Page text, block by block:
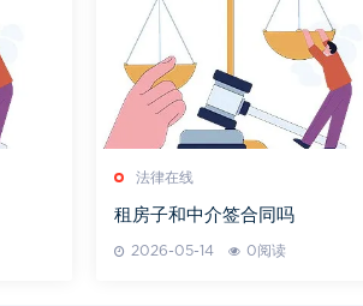
法律在线
租房子和中介签合同吗
2026-05-14 0阅读